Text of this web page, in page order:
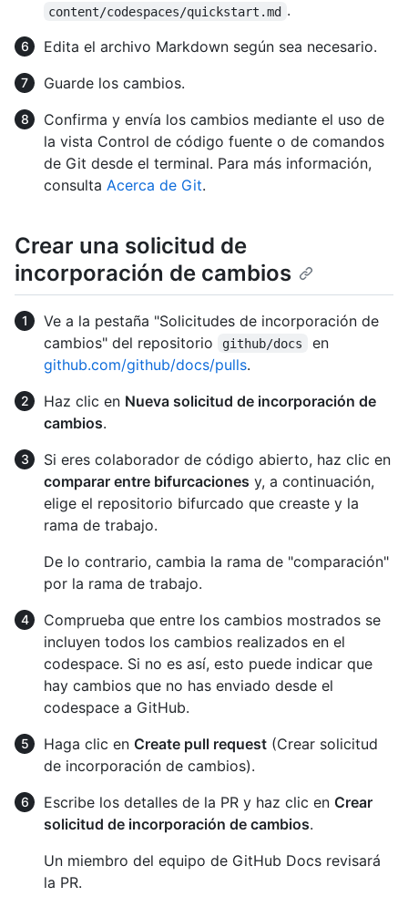
content/codespaces/quickstart.md .
Edita el archivo Markdown según sea necesario.
Guarde los cambios.
Confirma y envía los cambios mediante el uso de
la vista Control de código fuente o de comandos
de Git desde el terminal. Para más información,
consulta Acerca de Git.
Crear una solicitud de
incorporación de cambios
Ve a la pestaña "Solicitudes de incorporación de
cambios" del repositorio
github/docs
en
github.com/github/docs/pulls.
Haz clic en Nueva solicitud de incorporación de
cambios.
Si eres colaborador de código abierto, haz clic en
comparar entre bifurcaciones y, a continuación,
elige el repositorio bifurcado que creaste y la
rama de trabajo.
De lo contrario, cambia la rama de "comparación"
por la rama de trabajo.
Comprueba que entre los cambios mostrados se
incluyen todos los cambios realizados en el
codespace. Si no es así, esto puede indicar que
hay cambios que no has enviado desde el
codespace a GitHub.
Haga clic en Create pull request (Crear solicitud
de incorporación de cambios).
Escribe los detalles de la PR y haz clic en Crear
solicitud de incorporación de cambios.
Un miembro del equipo de GitHub Docs revisará
la PR.